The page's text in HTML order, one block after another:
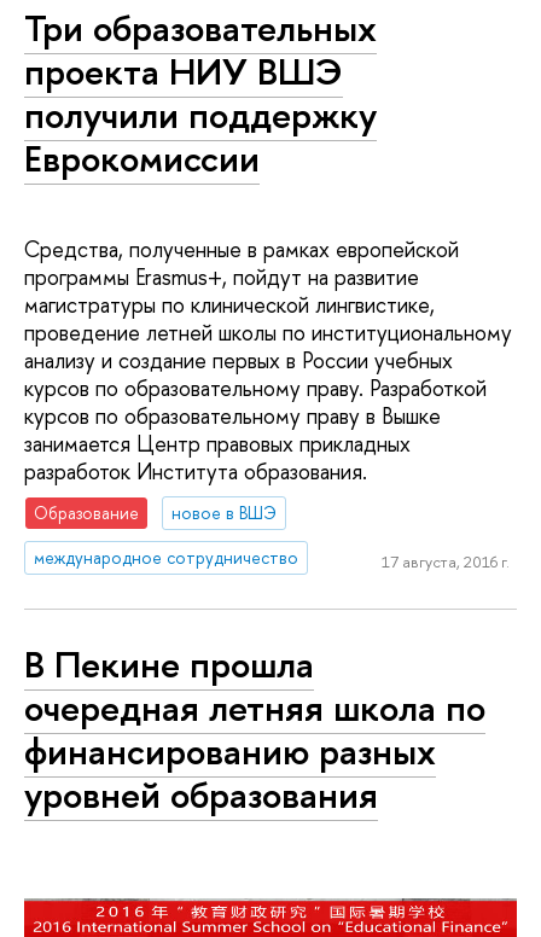
Три образовательных
проекта НИУ ВШЭ
получили поддержку
Еврокомиссии
Средства, полученные в рамках европейской
программы Erasmus+, пойдут на развитие
магистратуры по клинической лингвистике,
проведение летней школы по институциональному
анализу и создание первых в России учебных
курсов по образовательному праву. Разработкой
курсов по образовательному праву в Вышке
занимается Центр правовых прикладных
разработок Института образования.
Образование
новое в ВШЭ
международное сотрудничество
17 августа, 2016 г.
В Пекине прошла
очередная летняя школа по
финансированию разных
уровней образования